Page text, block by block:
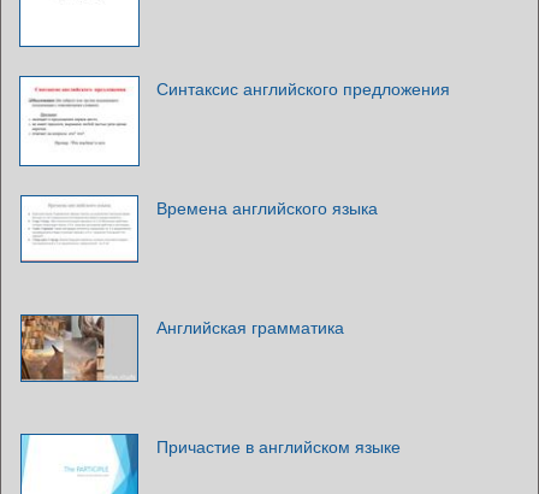
Синтаксис английского предложения
Времена английского языка
Английская грамматика
Причастие в английском языке